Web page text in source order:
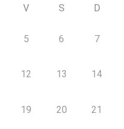
V S D
5 6 7
12 13 14
19 20 21